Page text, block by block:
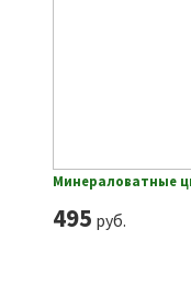
Минераловатные
495 руб.